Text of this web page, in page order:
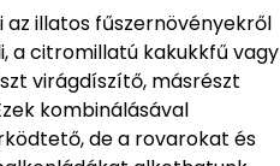
illatos fűszernövényekről
a citromillatú kakukkfű vagy
virágdíszítő, másrészt
kombinálásával
de a rovarokat és